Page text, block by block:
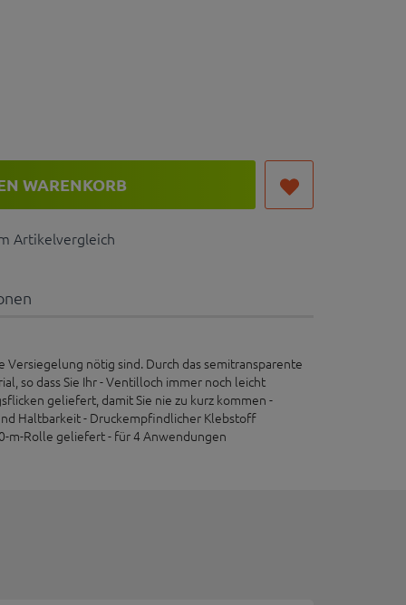
WARENKORB
Artikelvergleich
nötig sind. Durch das semitransparente
so dass Sie Ihr - Ventilloch immer noch leicht
geliefert, damit Sie nie zu kurz kommen -
Haltbarkeit - Druckempfindlicher Klebstoff
m-Rolle geliefert - für 4 Anwendungen